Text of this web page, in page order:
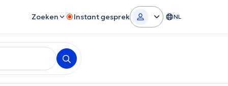
Zoeken Instant gesprek NL